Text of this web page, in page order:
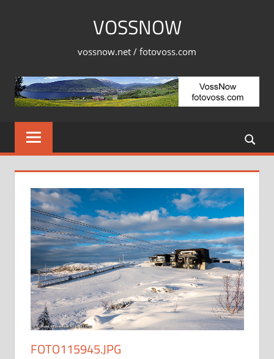
VOSSNOW
vossnow.net / fotovoss.com
FOTO115945.JPG